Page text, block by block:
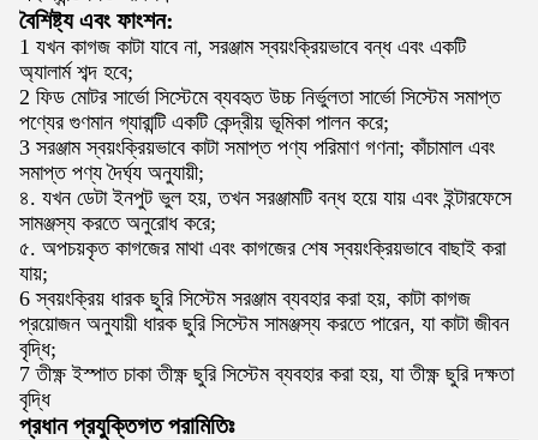
বৈশিষ্ট্য এবং ফাংশন:
1 যখন কাগজ কাটা যাবে না, সরঞ্জাম স্বয়ংক্রিয়ভাবে বন্ধ এবং একটি
অ্যালার্ম শব্দ হবে;
2 ফিড মোটর সার্ভো সিস্টেমে ব্যবহৃত উচ্চ নির্ভুলতা সার্ভো সিস্টেম সমাপ্ত
পণ্যের গুণমান গ্যারান্টি একটি কেন্দ্রীয় ভূমিকা পালন করে;
3 সরঞ্জাম স্বয়ংক্রিয়ভাবে কাটা সমাপ্ত পণ্য পরিমাণ গণনা; কাঁচামাল এবং
সমাপ্ত পণ্য দৈর্ঘ্য অনুযায়ী;
৪. যখন ডেটা ইনপুট ভুল হয়, তখন সরঞ্জামটি বন্ধ হয়ে যায় এবং ইন্টারফেসে
সামঞ্জস্য করতে অনুরোধ করে;
৫. অপচয়কৃত কাগজের মাথা এবং কাগজের শেষ স্বয়ংক্রিয়ভাবে বাছাই করা
যায়;
6 স্বয়ংক্রিয় ধারক ছুরি সিস্টেম সরঞ্জাম ব্যবহার করা হয়, কাটা কাগজ
প্রয়োজন অনুযায়ী ধারক ছুরি সিস্টেম সামঞ্জস্য করতে পারেন, যা কাটা জীবন
বৃদ্ধি;
7 তীক্ষ্ণ ইস্পাত চাকা তীক্ষ্ণ ছুরি সিস্টেম ব্যবহার করা হয়, যা তীক্ষ্ণ ছুরি দক্ষতা
বৃদ্ধি
প্রধান প্রযুক্তিগত পরামিতিঃ